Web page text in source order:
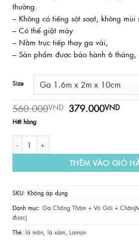
thường.
– Không có tiếng sột soạt, không mùi
– Có thể giặt máy
– Nằm trực tiếp thay ga vải,
– Sản phẩm được bảo hành 6
Size
560.000VND Giá
379.000VNDGiá
Hết hàng
THÊM VÀO GIỎ
SKU: Không áp dụng
Danh mục: Ga Chống Thấm + Vỏ Gối +
được)
Thẻ: lá môn, lá xám, Lamon